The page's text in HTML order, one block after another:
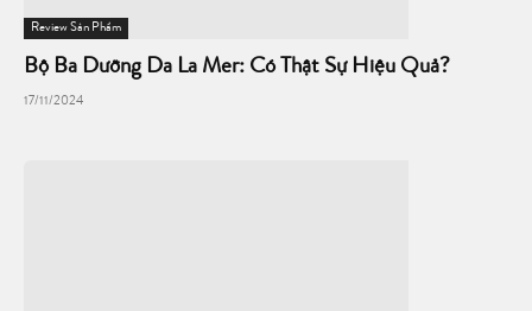
Review Sản Phẩm
Bộ Ba Dưỡng Da La Mer: Có Thật Sự Hiệu Quả?
17/11/2024